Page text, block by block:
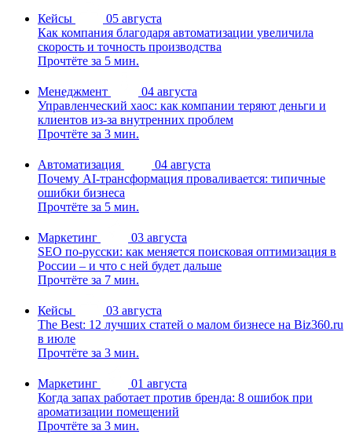
Кейсы
05 августа
Как компания благодаря автоматизации увеличила
скорость и точность производства
Прочтёте за 5 мин.
Менеджмент
04 августа
Управленческий хаос: как компании теряют деньги и
клиентов из-за внутренних проблем
Прочтёте за 3 мин.
Автоматизация
04 августа
Почему AI-трансформация проваливается: типичные
ошибки бизнеса
Прочтёте за 5 мин.
Маркетинг
03 августа
SEO по-русски: как меняется поисковая оптимизация в
России – и что с ней будет дальше
Прочтёте за 7 мин.
Кейсы
03 августа
The Best: 12 лучших статей о малом бизнесе на Biz360.ru
в июле
Прочтёте за 3 мин.
Маркетинг
01 августа
Когда запах работает против бренда: 8 ошибок при
ароматизации помещений
Прочтёте за 3 мин.